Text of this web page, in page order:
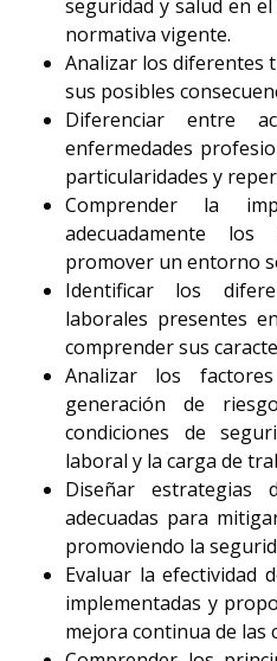
seguridad y salud en
normativa vigente.
Analizar los diferentes
sus posibles
Diferenciar entre
enfermedades
particularidades y
Comprender la
adecuadamente
promover un entorno
Identificar los
laborales presentes
comprender sus
Analizar los
generación de
condiciones de
laboral y la carga de
Diseñar estrategias
adecuadas para
promoviendo la
Evaluar la efectividad
implementadas y
mejora continua de las